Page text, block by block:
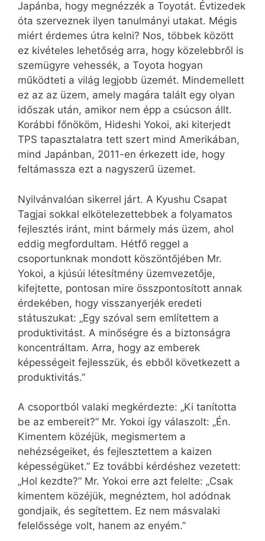
Japánba, hogy megnézzék a Toyotát. Évtizedek
óta szerveznek ilyen tanulmányi utakat. Mégis
miért érdemes útra kelni? Nos, többek között
ez kivételes lehetőség arra, hogy közelebbről is
szemügyre vehessék, a Toyota hogyan
működteti a világ legjobb üzemét. Mindemellett
ez az az üzem, amely magára talált egy olyan
időszak után, amikor nem épp a csúcson állt.
Korábbi főnököm, Hideshi Yokoi, aki kiterjedt
TPS tapasztalatra tett szert mind Amerikában,
mind Japánban, 2011-en érkezett ide, hogy
feltámassza ezt a nagyszerű üzemet.
Nyilvánvalóan sikerrel járt. A Kyushu Csapat
Tagjai sokkal elkötelezettebbek a folyamatos
fejlesztés iránt, mint bármely más üzem, ahol
eddig megfordultam. Hétfő reggel a
csoportunknak mondott köszöntőjében Mr.
Yokoi, a kjúsúi létesítmény üzemvezetője,
kifejtette, pontosan mire összpontosított annak
érdekében, hogy visszanyerjék eredeti
státuszukat: „Egy szóval sem említettem a
produktivitást. A minőségre és a biztonságra
koncentráltam. Arra, hogy az emberek
képességeit fejlesszük, és ebből következett a
produktivitás.”
A csoportból valaki megkérdezte: „Ki tanította
be az embereit?” Mr. Yokoi így válaszolt: „Én.
Kimentem közéjük, megismertem a
nehézségeiket, és fejlesztettem a kaizen
képességüket.” Ez további kérdéshez vezetett:
„Hol kezdte?” Mr. Yokoi erre azt felelte: „Csak
kimentem közéjük, megnéztem, hol adódnak
gondjaik, és segítettem. Ez nem másvalaki
felelőssége volt, hanem az enyém.”